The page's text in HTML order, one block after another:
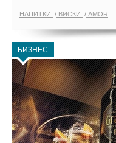
НАПИТКИ ВИСКИ AMOR
БИЗНЕС